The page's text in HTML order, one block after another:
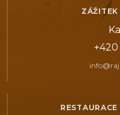
ZÁŽITEK
+420